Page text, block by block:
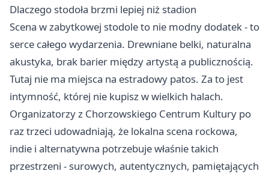
Dlaczego stodoła brzmi lepiej niż stadion
Scena w zabytkowej stodole to nie modny dodatek - to
serce całego wydarzenia. Drewniane belki, naturalna
akustyka, brak barier między artystą a publicznością.
Tutaj nie ma miejsca na estradowy patos. Za to jest
intymność, której nie kupisz w wielkich halach.
Organizatorzy z Chorzowskiego Centrum Kultury po
raz trzeci udowadniają, że lokalna scena rockowa,
indie i alternatywna potrzebuje właśnie takich
przestrzeni - surowych, autentycznych, pamiętających